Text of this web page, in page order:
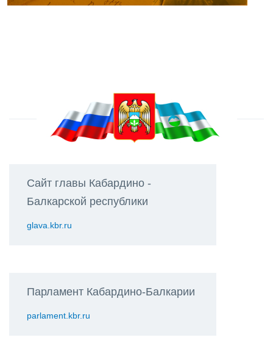
Сайт главы Кабардино -
Балкарской республики
glava.kbr.ru
Парламент Кабардино-Балкарии
parlament.kbr.ru